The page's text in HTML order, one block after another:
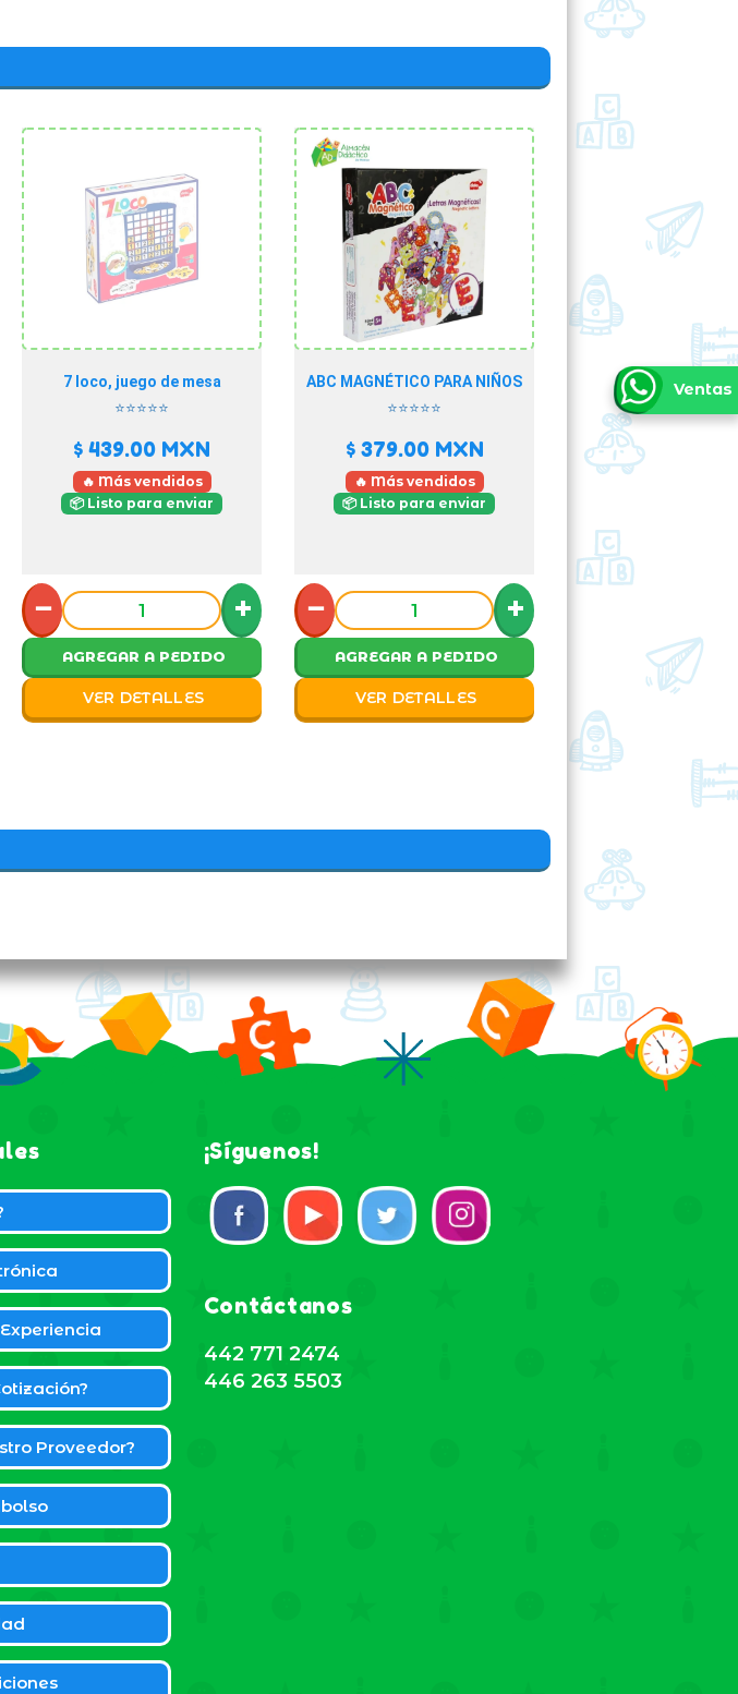
7 loco, juego de mesa
⭐⭐⭐⭐⭐
$ 439.00 MXN
🔥 Más vendidos
📦 Listo para enviar
− +
AGREGAR A PEDIDO
VER DETALLES
ABC MAGNÉTICO PARA NIÑOS
⭐⭐⭐⭐⭐
$ 379.00MXN
🔥 Más vendidos
📦 Listo para enviar
− +
AGREGAR A PEDIDO
VER DETALLES
Proveedor?
¡Síguenos!
Contáctanos
442 771 2474
446 263 5503
Ventas